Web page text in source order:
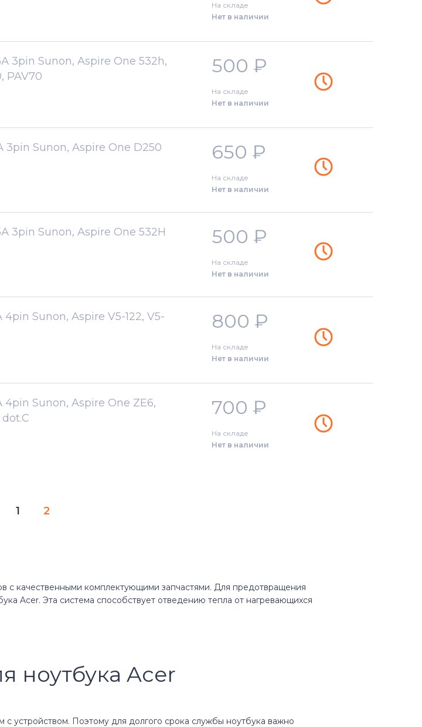
На складе
Нет в наличии
3pin Sunon, Aspire One 532h,
PAV70
500 ₽
На складе
Нет в наличии
Sunon, Aspire One D250 650 ₽
На складе
Нет в наличии
3pin Sunon, Aspire One 532H 500 ₽
На складе
Нет в наличии
Sunon, Aspire V5-122, V5-
800 ₽
На складе
Нет в наличии
Sunon, Aspire One ZE6,
700 ₽
На складе
Нет в наличии
1 2
с качественными комплектующими запчастями. Для предотвращения
Acer. Эта система способствует отведению тепла от нагревающихся
ноутбука Acer
устройством. Поэтому для долгого срока службы ноутбука важно